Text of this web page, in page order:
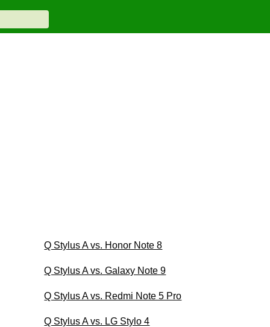
Q Stylus A vs. Honor Note 8
Q Stylus A vs. Galaxy Note 9
Q Stylus A vs. Redmi Note 5 Pro
Q Stylus A vs. LG Stylo 4